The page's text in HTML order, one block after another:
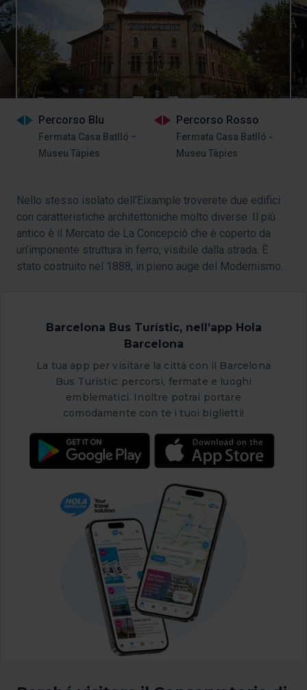
Percorso Blu
Fermata Casa Batlló –
Museu Tàpies
Percorso Rosso
Fermata Casa Batlló -
Museu Tàpies
Nello stesso isolato dell’Eixample troverete due edifici
con caratteristiche architettoniche molto diverse. Il più
antico è il Mercato de La Concepció che è coperto da
un’imponente struttura in ferro, visibile dalla strada. È
stato costruito nel 1888, in pieno auge del Modernismo
essere osservata, anche se predomina lo stile
Barcelona Bus Turístic, nell’app Hola
Barcelona
La tua app per visitare la città con il Barcelona
Bus Turístic: percorsi, fermate e luoghi
emblematici. Inoltre potrai portare
comodamente con te i tuoi biglietti!